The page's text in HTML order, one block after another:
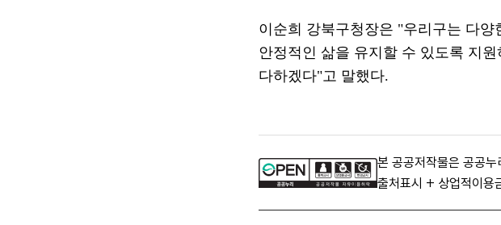
이순희 강북구청장은 "우리구는 다양
안정적인 삶을 유지할 수 있도록 지
다하겠다"고 말했다.
본 공공저작물은 공공
출처표시 + 상업적이용